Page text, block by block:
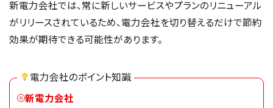
新電力会社では、常に新しいサービスやプランのリニューアル
がリリースされているため、電力会社を切り替えるだけで節約
効果が期待できる可能性があります。
電力会社のポイント知識
新電力会社